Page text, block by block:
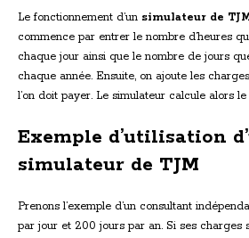
Le fonctionnement d’un simulateur de
commence par entrer le nombre d’heures
chaque jour ainsi que le nombre de jours
chaque année. Ensuite, on ajoute les
l’on doit payer. Le simulateur calcule alors
Exemple d’utilisation
simulateur de TJM
Prenons l’exemple d’un consultant
par jour et 200 jours par an. Si ses charges